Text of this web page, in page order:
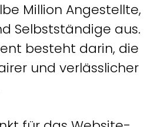
Million Angestellte,
Selbstständige aus.
besteht darin, die
und verlässlicher